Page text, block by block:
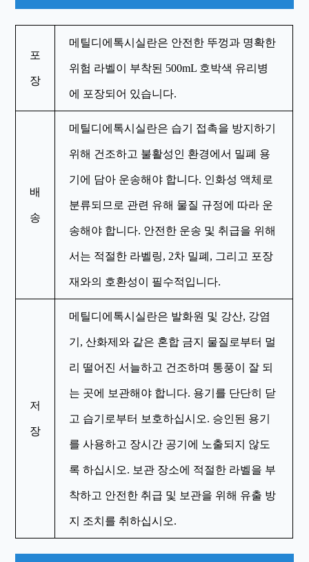
포
장
메틸디에톡시실란은 안전한 뚜껑과 명확한
위험 라벨이 부착된 500mL 호박색 유리병
에 포장되어 있습니다.
배
송
메틸디에톡시실란은 습기 접촉을 방지하기
위해 건조하고 불활성인 환경에서 밀폐 용
기에 담아 운송해야 합니다. 인화성 액체로
분류되므로 관련 유해 물질 규정에 따라 운
송해야 합니다. 안전한 운송 및 취급을 위해
서는 적절한 라벨링, 2차 밀폐, 그리고 포장
재와의 호환성이 필수적입니다.
저
장
메틸디에톡시실란은 발화원 및 강산, 강염
기, 산화제와 같은 혼합 금지 물질로부터 멀
리 떨어진 서늘하고 건조하며 통풍이 잘 되
는 곳에 보관해야 합니다. 용기를 단단히 닫
고 습기로부터 보호하십시오. 승인된 용기
를 사용하고 장시간 공기에 노출되지 않도
록 하십시오. 보관 장소에 적절한 라벨을 부
착하고 안전한 취급 및 보관을 위해 유출 방
지 조치를 취하십시오.